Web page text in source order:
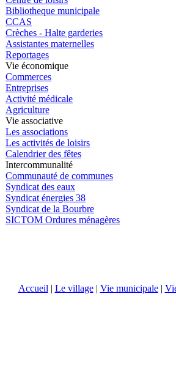
Bibliotheque municipale
CCAS
Crèches - Halte garderies
Assistantes maternelles
Reportages
Vie économique
Commerces
Entreprises
Activité médicale
Agriculture
Vie associative
Les associations
Les activités de loisirs
Calendrier des fêtes
Intercommunalité
Communauté de communes
Syndicat des eaux
Syndicat énergies 38
Syndicat de la Bourbre
SICTOM Ordures ménagères
Accueil | Le village| Vie municipale|